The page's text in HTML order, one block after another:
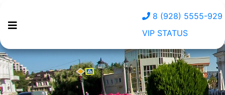
8 (928) 5555-929
VIP STATUS